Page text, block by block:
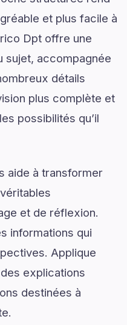
et plus facile à
Dpt offre une
sujet, accompagnée
détails
plus complète et
possibilités qu’il
aide à transformer
et de réflexion.
informations qui
Applique
explications
destinées à